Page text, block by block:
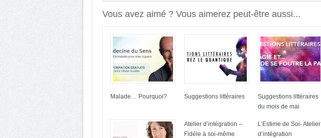
Vous avez aimé ? Vous aimerez peut-être aussi...
Malade… Pourquoi? Suggestions littéraires
Suggestions littéraires
du mois de mai
Atelier d’intégration –
Fidèle à soi-même
L’Estime de Soi- Atelier
d’intégration